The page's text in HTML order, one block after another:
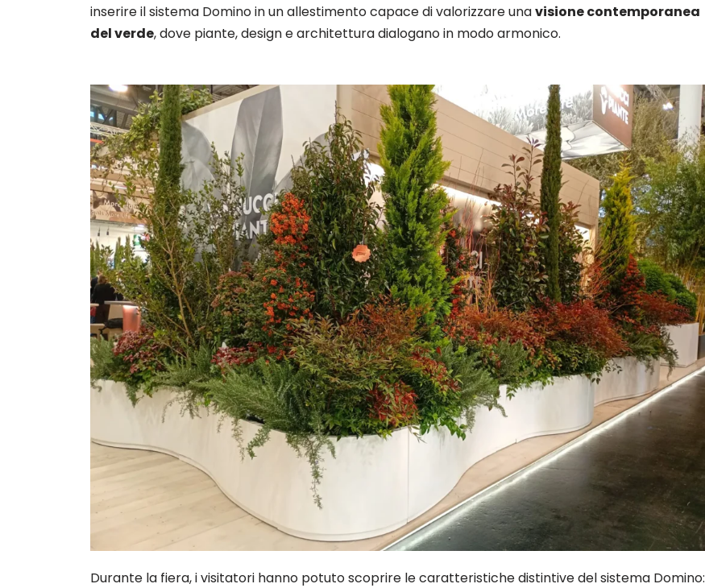
inserire il sistema Domino in un allestimento capace di valorizzare unavisione contemporanea
del verde, dove piante, design e architettura dialogano in modo armonico.
Durante la fiera, i visitatori hanno potuto scoprire le caratteristiche distintive del sistema Domino: